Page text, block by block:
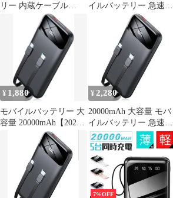
リー 内蔵ケーブル
20000mAh PSE認証
イルバッテリー 急速充
電 PSE認証 黒
¥ 1,880
モバイルバッテリー 大
容量 20000mAh【2026
新設計・PSE認証済・
¥ 2,280
20000mAh 大容量 モバ
イルバッテリー 急速充
電 PSE認証 黒
7%OFF